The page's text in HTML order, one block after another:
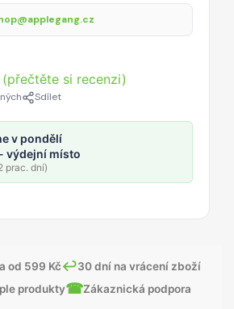
(přečtěte si recenzi)
Sdílet
v pondělí
výdejní místo
prac. dní)
od 599 Kč↩30 dní na vrácení zboží
produkty☎Zákaznická podpora